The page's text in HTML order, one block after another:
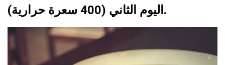
اليوم الثاني (400 سعرة حرارية).